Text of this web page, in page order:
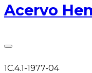
Acervo
1C.4.1-1977-04